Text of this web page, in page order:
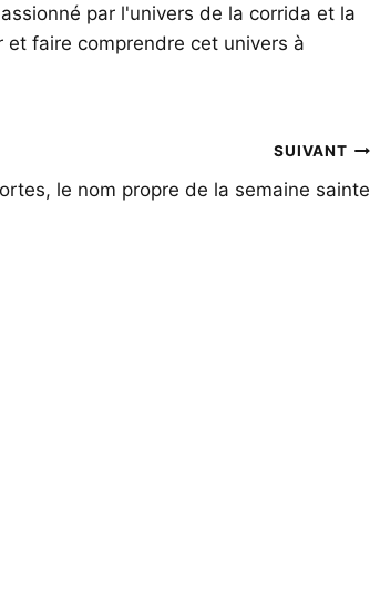
par l'univers de la corrida et la
faire comprendre cet univers à
SUIVANT
le nom propre de la semaine sainte